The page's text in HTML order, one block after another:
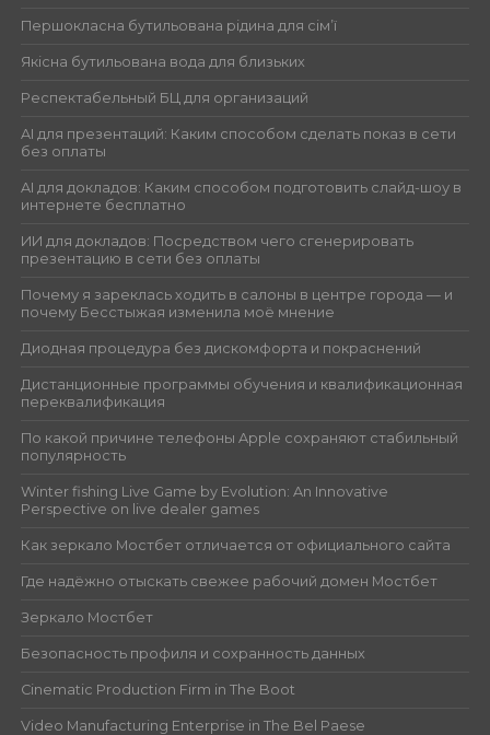
Першокласна бутильована рідина для сім’ї
Якісна бутильована вода для близьких
Респектабельный БЦ для организаций
AI для презентаций: Каким способом сделать показ в сети
без оплаты
AI для докладов: Каким способом подготовить слайд-шоу в
интернете бесплатно
ИИ для докладов: Посредством чего сгенерировать
презентацию в сети без оплаты
Почему я зареклась ходить в салоны в центре города — и
почему Бесстыжая изменила моё мнение
Диодная процедура без дискомфорта и покраснений
Дистанционные программы обучения и квалификационная
переквалификация
По какой причине телефоны Apple сохраняют стабильный
популярность
Winter fishing Live Game by Evolution: An Innovative
Perspective on live dealer games
Как зеркало Мостбет отличается от официального сайта
Где надёжно отыскать свежее рабочий домен Мостбет
Зеркало Мостбет
Безопасность профиля и сохранность данных
Cinematic Production Firm in The Boot
Video Manufacturing Enterprise in The Bel Paese